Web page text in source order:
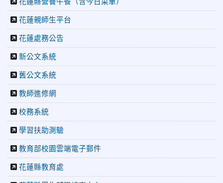
2026-06-10 教育廣播電台：揮別童年迎向青春 中正國小畢業
2026-06-10
體驗闖關探索歷史
2026-04-30 讓愛閃閃發光！中正國小「小老闆大市集」愛心
捐助光復國小
2026-07-22
花蓮新聞網：花蓮市中正國小跆拳道隊捷報連
連 三大賽事勇奪20金12銀6銅 展現深厚培訓實力
2026-07-22 更生新聞網：中正國小跆拳道隊金光閃閃全國少
年盃勇奪3金4銀、市長盃橫掃13金
2026-07-08
生國際視野
2026-06-16 花蓮新聞網：【中正國小70週年校慶系列活動
「游藝飛揚」晚會登場】 師生家長齊聚一堂 共譜「時光樂
章．經典再現」
2026-06-16 更生新聞網：中正國小創校70週年「游藝飛揚」
才藝晚會登場
花蓮親師生平台
花蓮處務公告
新公文系統
舊公文系統
教師進修網
校務系統
學習扶助測驗
教育部校園雲端電子郵件
花蓮縣教育處